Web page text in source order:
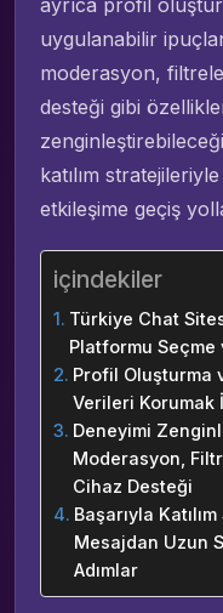
uygulanabilir
moderasyon,
desteği gibi
katılım
etkileşime geçiş
içindekiler
Türkiye Chat
Platformu Seçme
Profil Oluşturma
Verileri Korumak
Deneyimi
Moderasyon,
Cihaz Desteği
Başarıyla
Mesajdan Uzun
Adımlar